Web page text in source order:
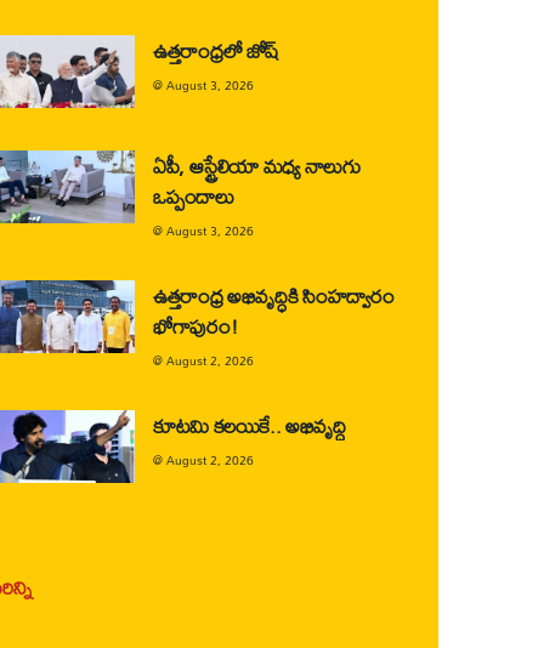
ఉత్తరాంధ్రలో జోష్
@August 3, 2026
ఏపీ, ఆస్ట్రేలియా మధ్య నాలుగు
ఒప్పందాలు
@August 3, 2026
ఉత్తరాంధ్ర అభివృద్ధికి సింహద్వారం
భోగాపురం!
@August 2, 2026
కూటమి కలయికే.. అభివృద్ధి
@August 2, 2026